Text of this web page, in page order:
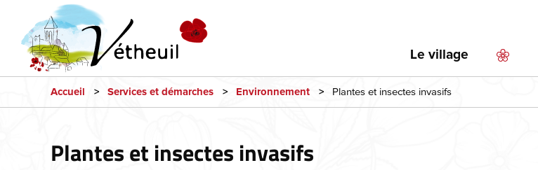
principal
Le village
Accueil Services et démarches Environnement Plantes et insectes invasifs
Plantes et insectes invasifs